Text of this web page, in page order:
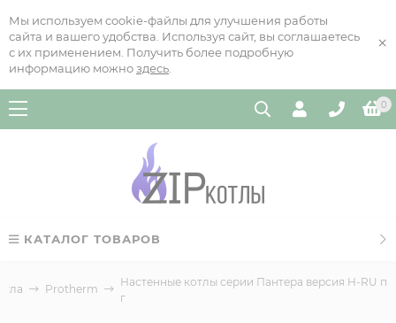
Мы используем cookie-файлы для улучшения работы
сайта и вашего удобства. Используя сайт, вы соглашаетесь
с их применением. Получить более подробную
информацию можно здесь
×
0
КАТАЛОГ ТОВАРОВ
Protherm
Настенные котлы серии Пантера версия H-RU
г